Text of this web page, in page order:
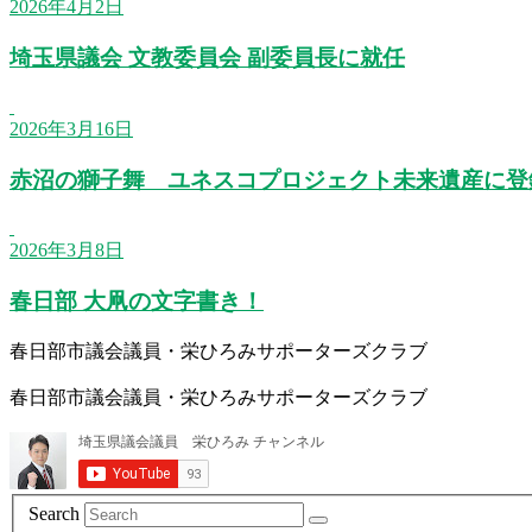
2026年4月2日
埼玉県議会 文教委員会 副委員長に就任
2026年3月16日
赤沼の獅子舞 ユネスコプロジェクト未来遺産に
2026年3月8日
春日部 大凧の文字書き！
春日部市議会議員・栄ひろみサポーターズクラブ
春日部市議会議員・栄ひろみサポーターズクラブ
Search